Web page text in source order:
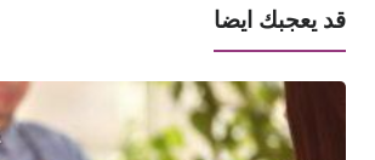
قد يعجبك ايضا